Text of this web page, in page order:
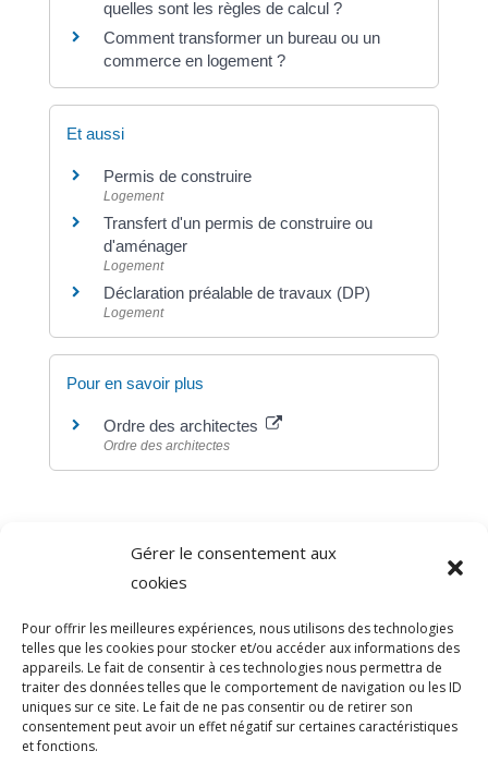
Gérer le consentement aux
cookies
Pour offrir les meilleures expériences, nous utilisons des technologies
telles que les cookies pour stocker et/ou accéder aux informations des
appareils. Le fait de consentir à ces technologies nous permettra de
traiter des données telles que le comportement de navigation ou les ID
uniques sur ce site. Le fait de ne pas consentir ou de retirer son
consentement peut avoir un effet négatif sur certaines caractéristiques
et fonctions.
quelles sont les règles de calcul ?
Comment transformer un bureau ou un
commerce en logement ?
Et aussi
Permis de construire
Logement
Transfert d'un permis de construire ou
d'aménager
Logement
Déclaration préalable de travaux (DP)
Logement
Pour en savoir plus
Ordre des architectes
Ordre des architectes
Direction de l'information légale et administrative
comarquage developpé par